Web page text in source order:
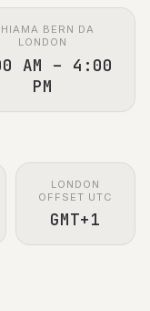
BERN DA
LONDON
AM – 4:00
PM
LONDON
OFFSET UTC
GMT+1